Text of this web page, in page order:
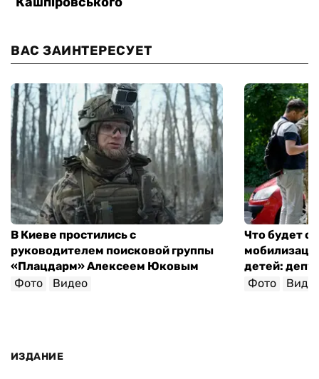
ВАС ЗАИНТЕРЕСУЕТ
В Киеве простились с
руководителем поисковой группы
«Плацдарм» Алексеем Юковым
Фото
Видео
Что будет с
детей:
Фото
ИЗДАНИЕ